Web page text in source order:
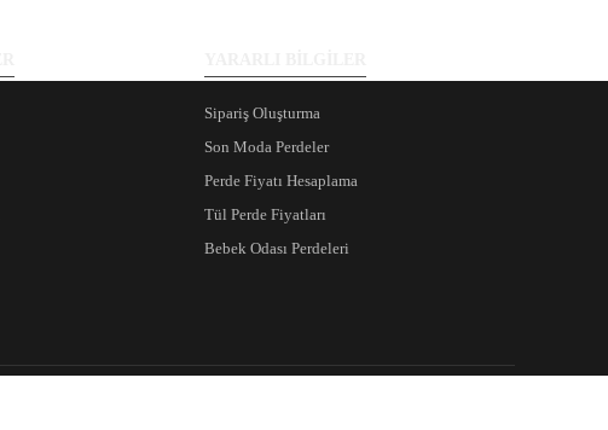
Sipariş Oluşturma
Son Moda Perdeler
Perde Fiyatı Hesaplama
Tül Perde Fiyatları
Bebek Odası Perdeleri